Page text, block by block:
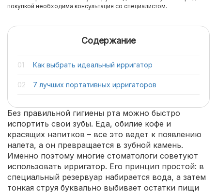
покупкой необходима консультация со специалистом.
Содержание
Как выбрать идеальный ирригатор
7 лучших портативных ирригаторов
Без правильной гигиены рта можно быстро
испортить свои зубы. Еда, обилие кофе и
красящих напитков – все это ведет к появлению
налета, а он превращается в зубной камень.
Именно поэтому многие стоматологи советуют
использовать ирригатор. Его принцип простой: в
специальный резервуар набирается вода, а затем
тонкая струя буквально выбивает остатки пищи